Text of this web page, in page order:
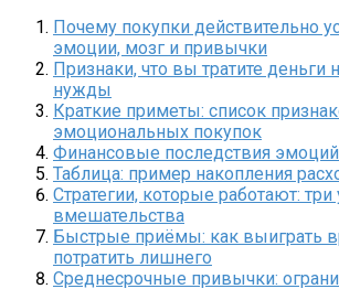
Почему покупки действительно
эмоции, мозг и привычки
Признаки, что вы тратите деньги
нужды
Краткие приметы: список
эмоциональных покупок
Финансовые последствия эмоций
Таблица: пример накопления
Стратегии, которые работают: три
вмешательства
Быстрые приёмы: как выиграть
потратить лишнего
Среднесрочные привычки: